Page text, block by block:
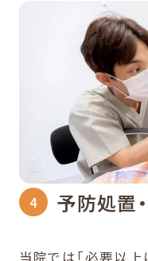
予防処置
当院では「必要以上